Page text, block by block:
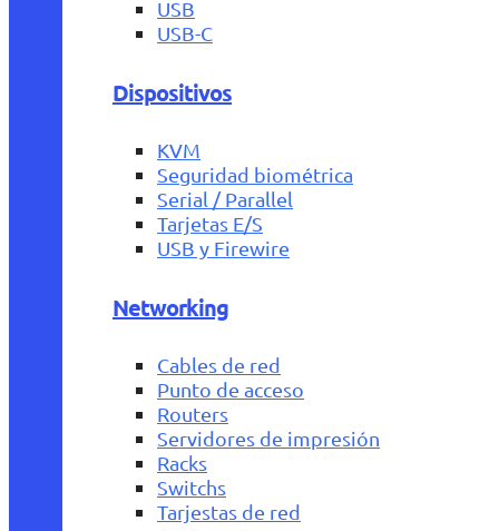
USB
USB-C
Dispositivos
KVM
Seguridad biométrica
Serial / Parallel
Tarjetas E/S
USB y Firewire
Networking
Cables de red
Punto de acceso
Routers
Servidores de impresión
Racks
Switchs
Tarjestas de red